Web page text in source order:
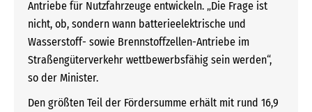
Antriebe für Nutzfahrzeuge entwickeln. „Die Frage ist
nicht, ob, sondern wann batterieelektrische und
Wasserstoff- sowie Brennstoffzellen-Antriebe im
Straßengüterverkehr wettbewerbsfähig sein werden“,
so der Minister.
Den größten Teil der Fördersumme erhält mit rund 16,9